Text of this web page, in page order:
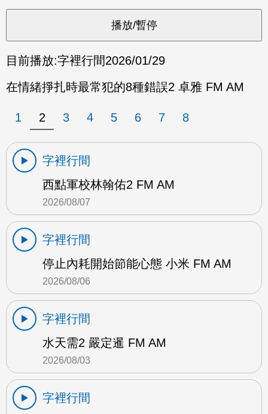
目前播放:字裡行間2026/01/29
在情緒掙扎時最常犯的8種錯誤2 卓雅 FM AM
1 2 3 4 5 6 7 8
字裡行間
西點軍校林翰佑2 FM AM
2026/08/07
字裡行間
停止內耗開始節能心態 小米 FM AM
2026/08/06
字裡行間
水天需2 嚴定暹 FM AM
2026/08/03
字裡行間